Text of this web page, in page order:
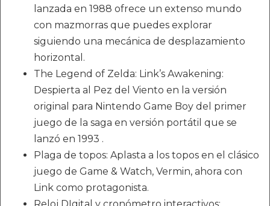
lanzada en 1988 ofrece un extenso mundo
con mazmorras que puedes explorar
siguiendo una mecánica de desplazamiento
horizontal.
The Legend of Zelda: Link’s Awakening:
Despierta al Pez del Viento en la versión
original para Nintendo Game Boy del primer
juego de la saga en versión portátil que se
lanzó en 1993 .
Plaga de topos: Aplasta a los topos en el clásico
juego de Game & Watch, Vermin, ahora con
Link como protagonista.
Reloj DIgital y cronómetro interactivos: